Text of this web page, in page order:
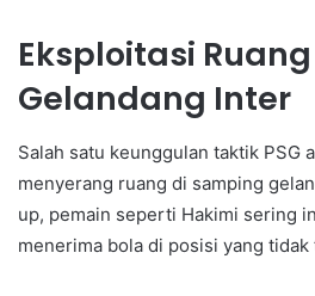
Eksploitasi Ruang
Gelandang Inter
Salah satu keunggulan taktik PSG
menyerang ruang di samping
up, pemain seperti Hakimi sering
menerima bola di posisi yang tidak